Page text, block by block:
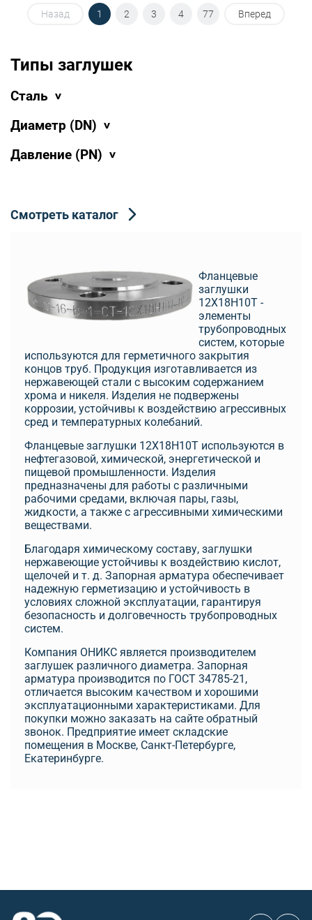
Назад 1 2 3 4 77 Вперед
Типы заглушек
Сталь
Диаметр (DN)
Давление (PN)
Смотреть каталог
Фланцевые
заглушки
12Х18Н10Т -
элементы
трубопроводных
систем, которые
используются для герметичного закрытия
концов труб. Продукция изготавливается из
нержавеющей стали с высоким содержанием
хрома и никеля. Изделия не подвержены
коррозии, устойчивы к воздействию агрессивных
сред и температурных колебаний.
Фланцевые заглушки 12Х18Н10Т используются в
нефтегазовой, химической, энергетической и
пищевой промышленности. Изделия
предназначены для работы с различными
рабочими средами, включая пары, газы,
жидкости, а также с агрессивными химическими
веществами.
Благодаря химическому составу, заглушки
нержавеющие устойчивы к воздействию кислот,
щелочей и т. д. Запорная арматура обеспечивает
надежную герметизацию и устойчивость в
условиях сложной эксплуатации, гарантируя
безопасность и долговечность трубопроводных
систем.
Компания ОНИКС является производителем
заглушек различного диаметра. Запорная
арматура производится по ГОСТ 34785-21,
отличается высоким качеством и хорошими
эксплуатационными характеристиками. Для
покупки можно заказать на сайте обратный
звонок. Предприятие имеет складские
помещения в Москве, Санкт-Петербурге,
Екатеринбурге.